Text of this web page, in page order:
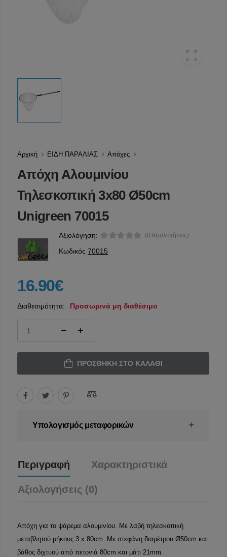
Αρχική ΕΙΔΗ ΠΑΡΑΛΙΑΣ Απόχες
Απόχη Αλουμινίου
Τηλεσκοπική 3x80 Ø50cm
Unigreen 70015
Αξιολόγηση: (0 Αξιολογήσεις)
Κωδικός 70015
16.90€
Διαθεσιμότητα: Προσωρινά μη διαθέσιμο
ΠΡΟΣΘΉΚΗ ΣΤΟ ΚΑΛΆΘΙ
Υπολογισμός μεταφορικών
Περιγραφή Χαρακτηριστικά
Αξιολογήσεις (0)
Απόχη για το ψάρεμα αλουμινίου. Με λαβή τηλεσκοπική
μεταβλητού μήκους 3 x 80cm. Με στεφάνη διαμέτρου Ø50cm και
βάθος διχτυού από πετονιά 80cm και μάτι 21mm.